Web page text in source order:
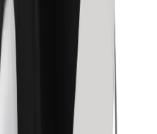
nekoliko minuta!
Bolt
Bolt Food